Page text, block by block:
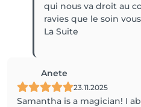
qui nous va droit au
ravies que le soin
La Suite
Anete
23.11.2025
Samantha is a magician! I